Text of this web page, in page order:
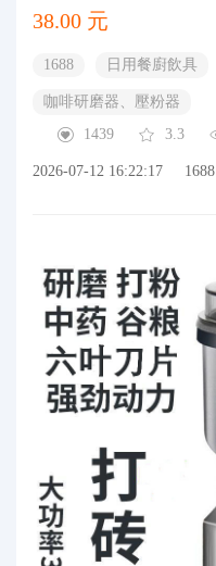
38.00 元
1688 日用餐廚飲具
咖啡研磨器、壓粉器
1439
3.3
2026-07-12 16:22:17 1688